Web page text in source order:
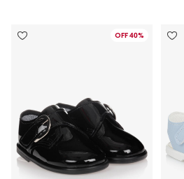
40% OFF